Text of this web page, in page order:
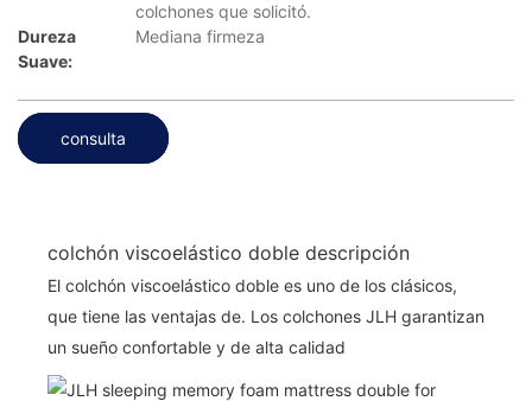
colchones que solicitó.
Dureza
Suave:
Mediana firmeza
consulta
colchón viscoelástico doble descripción
El colchón viscoelástico doble es uno de los clásicos,
que tiene las ventajas de. Los colchones JLH garantizan
un sueño confortable y de alta calidad